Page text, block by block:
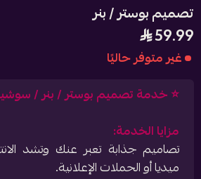
تصميم بوستر / بنر
59.99
غير متوفر حاليًا
⭐️ خدمة تصميم بوستر / بنر /
مزايا الخدمة:
تصاميم جذابة تعبر عنك وتشد
ميديا أو الحملات الإعلانية.